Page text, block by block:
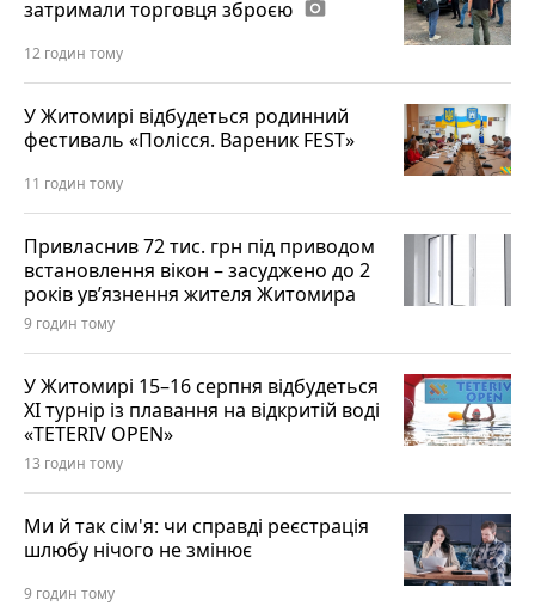
затримали торговця зброєю photo_camera
12 годин тому
У Житомирі відбудеться родинний
фестиваль «Полісся. Вареник FEST»
11 годин тому
Привласнив 72 тис. грн під приводом
встановлення вікон – засуджено до 2
років ув’язнення жителя Житомира
9 годин тому
У Житомирі 15–16 серпня відбудеться
XI турнір із плавання на відкритій воді
«TETERIV OPEN»
13 годин тому
Ми й так сім'я: чи справді реєстрація
шлюбу нічого не змінює
9 годин тому